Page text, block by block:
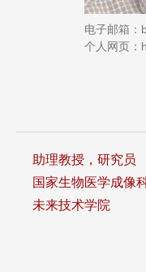
电子邮箱：
个人网页：
助理教授，研究员
国家生物医学成像
未来技术学院